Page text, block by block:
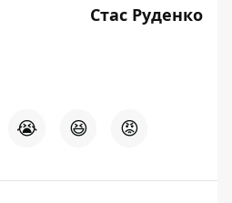
Стас Руденко
😭 😆 😡